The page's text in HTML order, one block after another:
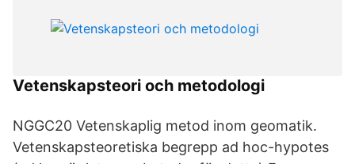
Vetenskapsteori och metodologi
NGGC20 Vetenskaplig metod inom geomatik.
Vetenskapsteoretiska begrepp ad hoc-hypotes